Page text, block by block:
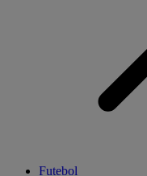
Futebol